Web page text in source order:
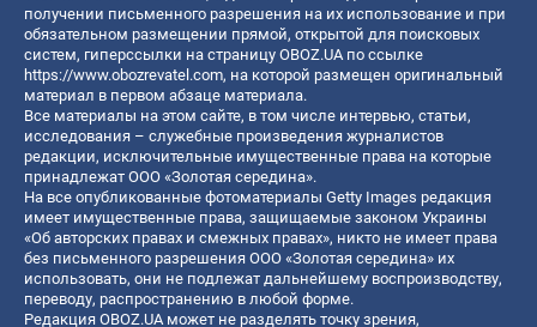
получении письменного разрешения на их использование и при
обязательном размещении прямой, открытой для поисковых
систем, гиперссылки на страницу OBOZ.UA по ссылке
https://www.obozrevatel.com, на которой размещен оригинальный
материал в первом абзаце материала.
Все материалы на этом сайте, в том числе интервью, статьи,
исследования – служебные произведения журналистов
редакции, исключительные имущественные права на которые
принадлежат ООО «Золотая середина».
На все опубликованные фотоматериалы Getty Images редакция
имеет имущественные права, защищаемые законом Украины
«Об авторских правах и смежных правах», никто не имеет права
без письменного разрешения ООО «Золотая середина» их
использовать, они не подлежат дальнейшему воспроизводству,
переводу, распространению в любой форме.
Редакция OBOZ.UA может не разделять точку зрения,